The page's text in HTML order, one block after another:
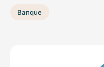
Banque